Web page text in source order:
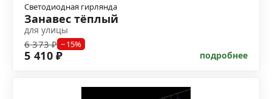
Светодиодная гирлянда
Занавес тёплый
для улицы
6 373 ₽ −15%
5 410 ₽ подробнее